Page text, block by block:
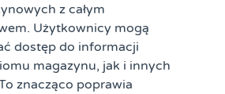
z całym
Użytkownicy mogą
dostęp do informacji
magazynu, jak i innych
znacząco poprawia